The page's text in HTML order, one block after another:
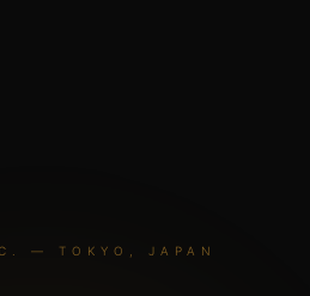
— TOKYO, JAPAN